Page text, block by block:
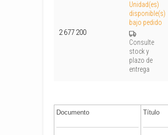
2 677 200
Unidad(es)
disponible(s)
bajo pedido
Consulte
stock y
plazo de
entrega
Documento Título